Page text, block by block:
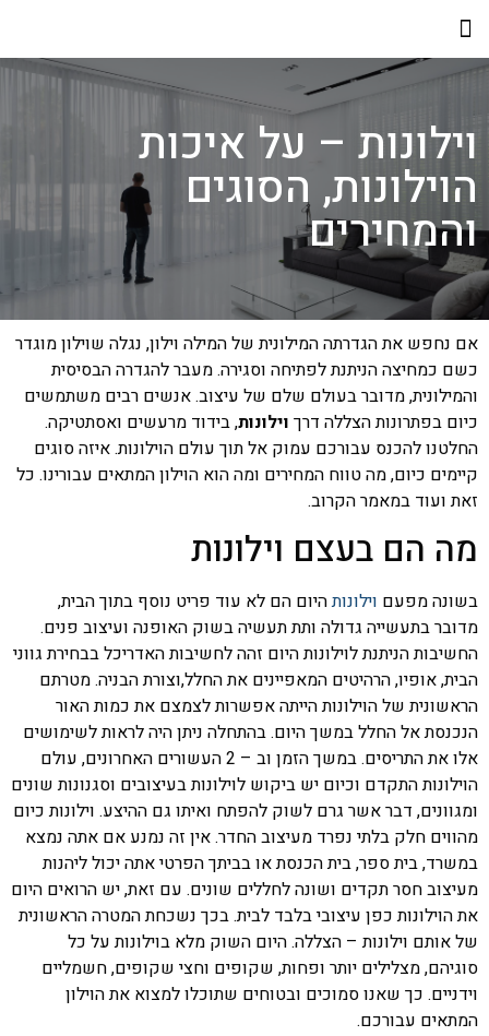
וילונות – על איכות
הוילונות, הסוגים
והמחירים
אם נחפש את הגדרתה המילונית של המילה וילון, נגלה שוילון מוגדר
כשם כמחיצה הניתנת לפתיחה וסגירה. מעבר להגדרה הבסיסית
והמילונית, מדובר בעולם שלם של עיצוב. אנשים רבים משתמשים
כיום בפתרונות הצללה דרך וילונות, בידוד מרעשים ואסתטיקה.
החלטנו להכנס עבורכם עמוק אל תוך עולם הוילונות. איזה סוגים
קיימים כיום, מה טווח המחירים ומה הוא הוילון המתאים עבורינו. כל
זאת ועוד במאמר הקרוב.
מה הם בעצם וילונות
בשונה מפעם וילונותהיום הם לא עוד פריט נוסף בתוך הבית,
מדובר בתעשייה גדולה ותת תעשיה בשוק האופנה ועיצוב פנים.
החשיבות הניתנת לוילונות היום זהה לחשיבות האדריכל בבחירת גווני
הבית, אופיו, הרהיטים המאפיינים את החלל,וצורת הבניה. מטרתם
הראשונית של הוילונות הייתה אפשרות לצמצם את כמות האור
הנכנסת אל החלל במשך היום. בהתחלה ניתן היה לראות לשימושים
אלו את התריסים. במשך הזמן וב – 2 העשורים האחרונים, עולם
הוילונות התקדם וכיום יש ביקוש לוילונות בעיצובים וסגנונות שונים
ומגוונים, דבר אשר גרם לשוק להפתח ואיתו גם ההיצע. וילונות כיום
מהווים חלק בלתי נפרד מעיצוב החדר. אין זה נמנע אם אתה נמצא
במשרד, בית ספר, בית הכנסת או בביתך הפרטי אתה יכול ליהנות
מעיצוב חסר תקדים ושונה לחללים שונים. עם זאת, יש הרואים היום
את הוילונות כפן עיצובי בלבד לבית. בכך נשכחת המטרה הראשונית
של אותם וילונות – הצללה. היום השוק מלא בוילונות על כל
סוגיהם, מצלילים יותר ופחות, שקופים וחצי שקופים, חשמליים
וידניים. כך שאנו סמוכים ובטוחים שתוכלו למצוא את הוילון
המתאים עבורכם.